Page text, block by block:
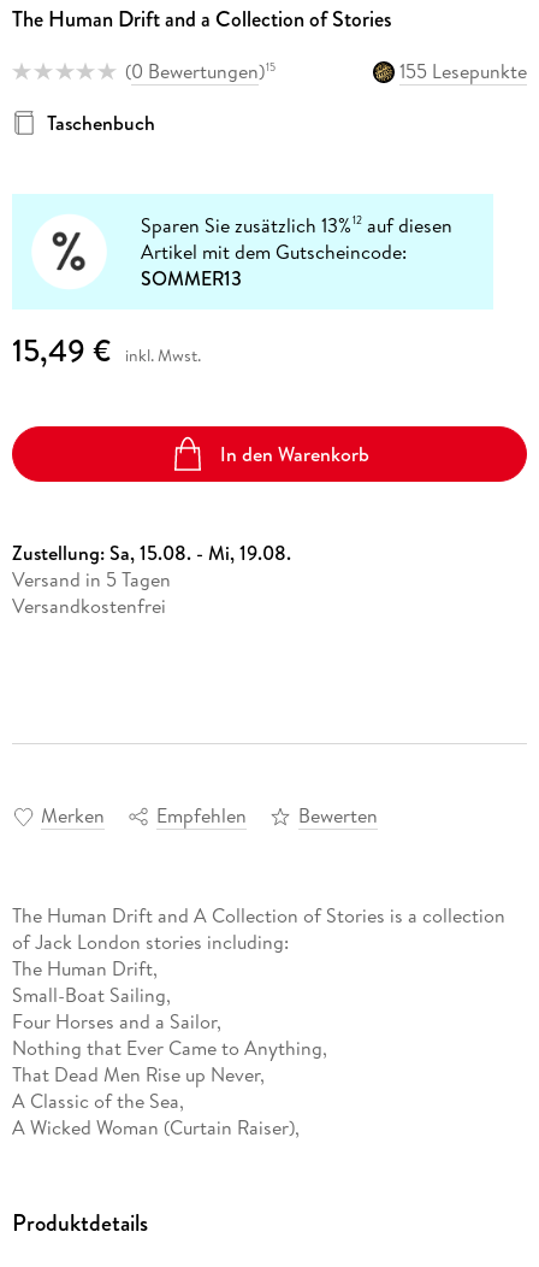
The Human Drift and a Collection of Stories
(0 Bewertungen)15
155 Lesepunkte
Taschenbuch
Sparen Sie zusätzlich 13%12 auf diesen
Artikel mit dem Gutscheincode:
SOMMER13
15,49 € inkl. Mwst.
In den Warenkorb
Zustellung:Sa, 15.08. - Mi, 19.08.
Versand in 5 Tagen
Versandkostenfrei
Merken Empfehlen Bewerten
The Human Drift and A Collection of Stories is a collection
of Jack London stories including:
The Human Drift,
Small-Boat Sailing,
Four Horses and a Sailor,
Nothing that Ever Came to Anything,
That Dead Men Rise up Never,
A Classic of the Sea,
A Wicked Woman (Curtain Raiser),
fiction and was one of the first fiction writers to obtain
Produktdetails